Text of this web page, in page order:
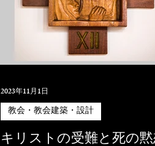
キリストの受難と死の黙
教会・教会建築・設計
2023年11月1日